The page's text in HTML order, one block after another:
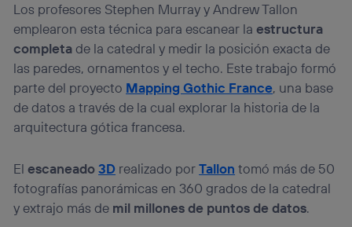
Los profesores Stephen Murray y Andrew Tallon
emplearon esta técnica para escanear laestructura
completade la catedral y medir la posición exacta de
las paredes, ornamentos y el techo. Este trabajo formó
parte del proyecto Mapping Gothic France, una base
de datos a través de la cual explorar la historia de la
arquitectura gótica francesa.
Elescaneado3D realizado porTallon tomó más de 50
fotografías panorámicas en 360 grados de la catedral
y extrajo más de mil millones de puntos de datos.